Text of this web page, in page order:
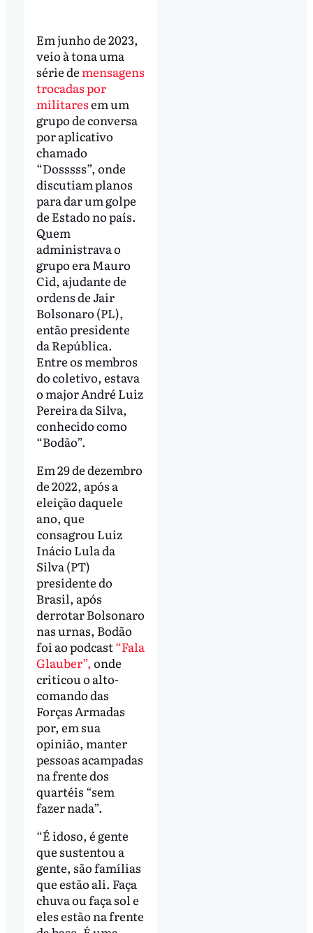
Em junho de 2023,
veio à tona uma
série de mensagens
trocadas por
militaresem um
grupo de conversa
por aplicativo
chamado
“Dosssss”, onde
discutiam planos
para dar um golpe
de Estado no país.
Quem
administrava o
grupo era Mauro
Cid, ajudante de
ordens de Jair
Bolsonaro (PL),
então presidente
da República.
Entre os membros
do coletivo, estava
o major André Luiz
Pereira da Silva,
conhecido como
“Bodão”.
Em 29 de dezembro
de 2022, após a
eleição daquele
ano, que
consagrou Luiz
Inácio Lula da
Silva (PT)
presidente do
Brasil, após
derrotar Bolsonaro
nas urnas, Bodão
foi ao podcast“Fala
Glauber”, onde
criticou o alto-
comando das
Forças Armadas
por, em sua
opinião, manter
pessoas acampadas
na frente dos
quartéis “sem
fazer nada”.
“É idoso, é gente
que sustentou a
gente, são famílias
que estão ali. Faça
chuva ou faça sol e
eles estão na frente